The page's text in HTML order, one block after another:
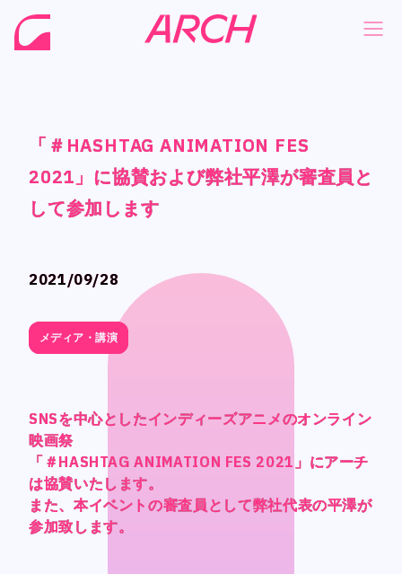
「＃HASHTAG ANIMATION FES
2021」に協賛および弊社平澤が審査員と
して参加します
2021/09/28
SNSを中心としたインディーズアニメのオンライン
映画祭
「＃HASHTAG ANIMATION FES 2021」にアーチ
は協賛いたします。
また、本イベントの審査員として弊社代表の平澤が
参加致します。
「＃HASHTAG ANIMATION FES
2021」に協賛および弊社平澤が審査員と
して参加します
SNSを中心としたインディーズアニメのオンライン
映画祭
「＃HASHTAG ANIMATION FES 2021」にアーチ
は協賛いたします。
また、本イベントの審査員として弊社代表の平澤が
参加致します。
「＃HASHTAG ANIMATION FES
2021」に協賛および弊社平澤が審査員と
して参加します
メディア・講演
SNSを中心としたインディーズアニメのオンライン
映画祭
「＃HASHTAG ANIMATION FES 2021」にアーチ
は協賛いたします。
また、本イベントの審査員として弊社代表の平澤が
参加致します。
NEWS
COMPANY
PHILOSOPHY
CONTACT
NEWS
COMPANY
PHILOSOPHY
CONTACT
「＃HASHTAG ANIMATION FES
2021」に協賛および弊社平澤が審査員と
して参加します
2021/09/28
メディア・講演
SNSを中心としたインディーズアニメのオンライン
映画祭
「＃HASHTAG ANIMATION FES 2021」にアーチ
は協賛いたします。
また、本イベントの審査員として弊社代表の平澤が
参加致します。